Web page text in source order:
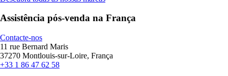
Assistência pós-venda na França
Contacte-nos
11 rue Bernard Maris
37270 Montlouis-sur-Loire, França
+33 1 86 47 62 58